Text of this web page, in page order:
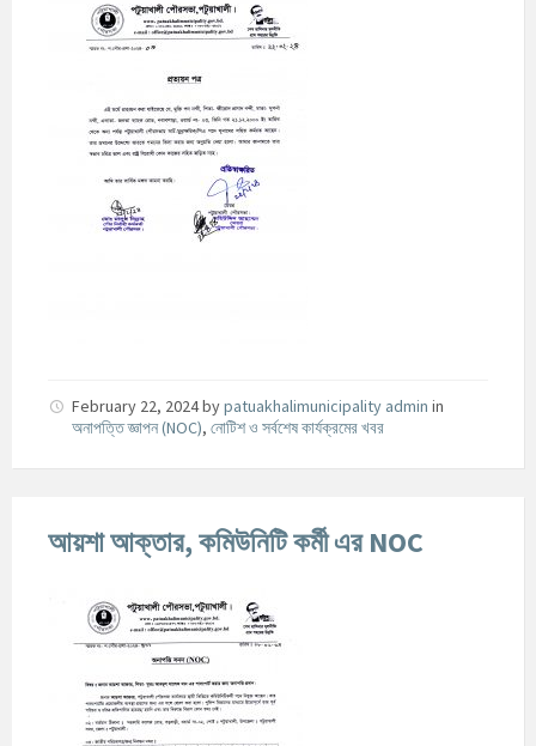
February 22, 2024bypatuakhalimunicipality admin in
অনাপত্তি জ্ঞাপন (NOC), নোটিশ ও সর্বশেষ কার্যক্রমের খবর
আয়শা আক্তার, কমিউনিটি কর্মী এর NOC